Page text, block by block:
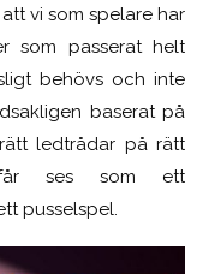
vi som spelare har
som passerat helt
behövs och inte
baserat på
ledtrådar på rätt
ses som ett
pusselspel.